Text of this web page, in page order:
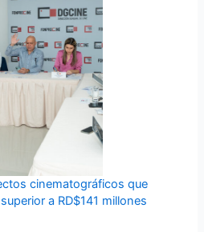
cinematográficos que
a RD$141 millones